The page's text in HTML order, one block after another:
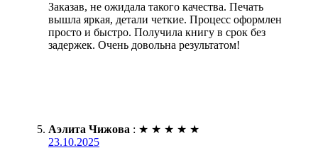
Заказав, не ожидала такого качества. Печать
вышла яркая, детали четкие. Процесс оформлен
просто и быстро. Получила книгу в срок без
задержек. Очень довольна результатом!
Аэлита Чижова : ★ ★ ★ ★ ★
23.10.2025